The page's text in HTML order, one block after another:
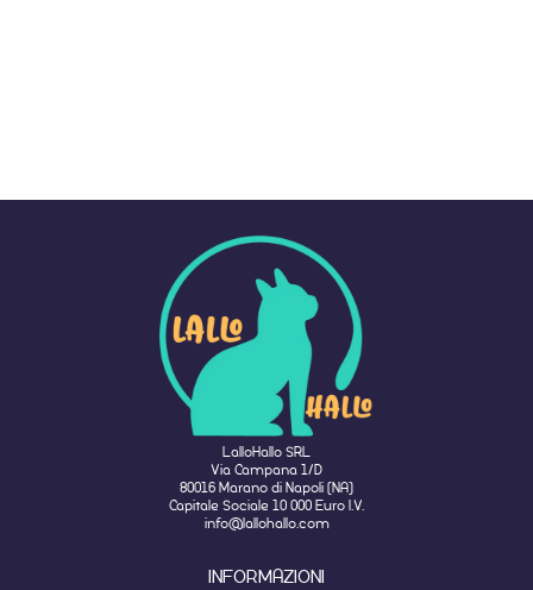
LalloHallo SRL
Via Campana 1/D
80016 Marano di Napoli (NA)
Capitale Sociale 10 000 Euro I.V.
info@lallohallo.com
INFORMAZIONI